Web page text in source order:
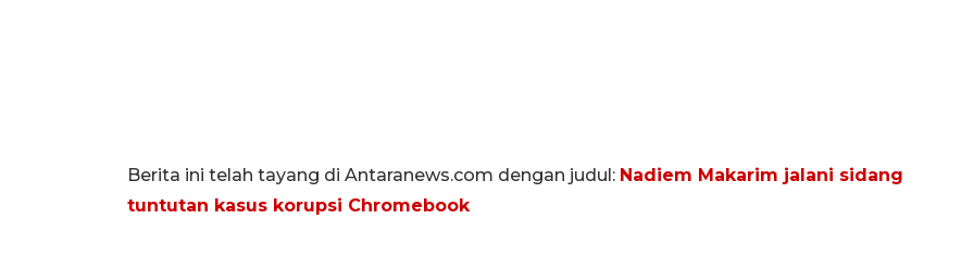
Berita ini telah tayang di Antaranews.com dengan judul: Nadiem Makarim jalani sidang
tuntutan kasus korupsi Chromebook